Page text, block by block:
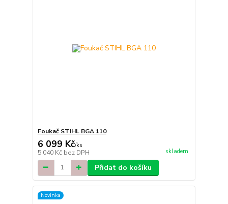
Foukač STIHL BGA 110
6 099 Kč/ks
5 040 Kč bez DPH skladem
Přidat do košíku
Novinka